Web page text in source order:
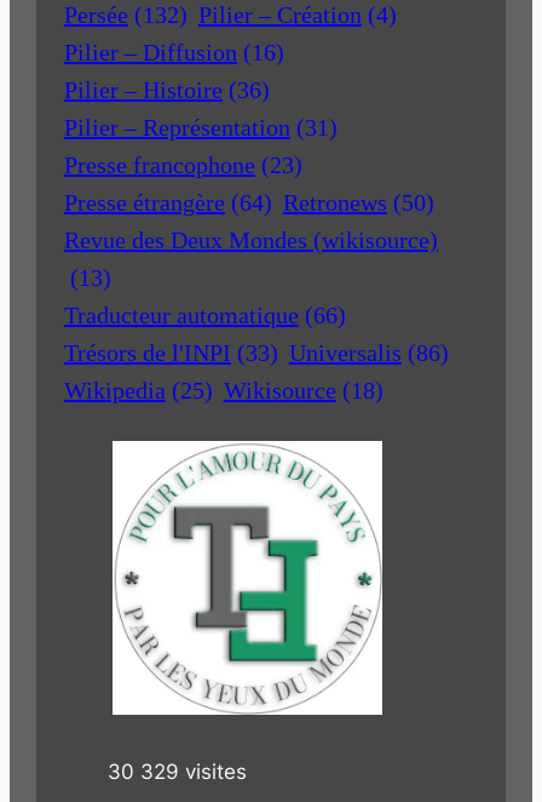
Persée (132) Pilier – Création (4)
Pilier – Diffusion (16)
Pilier – Histoire (36)
Pilier – Représentation (31)
Presse francophone (23)
Presse étrangère (64) Retronews (50)
Revue des Deux Mondes (wikisource)
(13)
Traducteur automatique (66)
Trésors de l'INPI (33) Universalis (86)
Wikipedia (25) Wikisource (18)
30 329 visites